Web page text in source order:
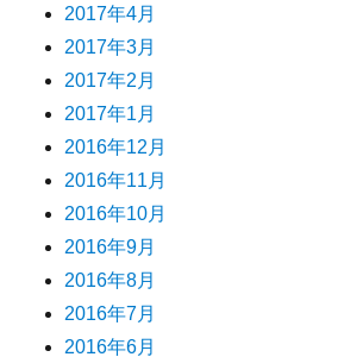
2017年4月
2017年3月
2017年2月
2017年1月
2016年12月
2016年11月
2016年10月
2016年9月
2016年8月
2016年7月
2016年6月